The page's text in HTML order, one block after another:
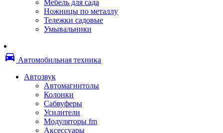
Струйные картриджи
Термопленки
Картриджи лазерные, тонер-картриджи
Лазерные оригинальные
Снпч
Струйные оригинальные
Материалы для переплета
Запчасти и другие расходные материалы
Автоподатчики
Блоки лазера
Мебель для сада
Ножницы по металлу
Тележки садовые
Умывальники
directions_car Автомобильная техника
Автозвук
Автомагнитолы
Колонки
Сабвуферы
Усилители
Модуляторы fm
Аксессуары